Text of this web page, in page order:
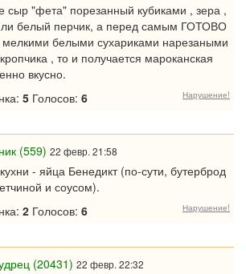
сыр "фета" порезанный кубиками , зера ,
белый перчик, а перед самым ГОТОВО
мелкими белыми сухариками нарезаными
, то и получается мароканская
вкусно.
5 Голосов: 6 Нарушение!
(559) 22 февр. 21:58
- яйца Бенедикт (по-сути, бутерброд
и соусом).
2 Голосов: 6 Нарушение!
(20431) 22 февр. 22:32